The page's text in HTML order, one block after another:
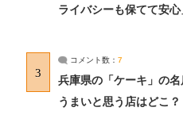
ライバシーも保てて安
3
コメント数： 7
兵庫県の「ケーキ」の
うまいと思う店はどこ